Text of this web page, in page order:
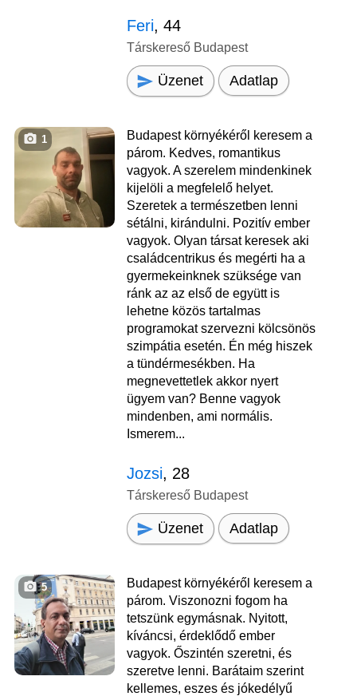
Feri, 44
Társkereső Budapest
Üzenet Adatlap
1
Budapest környékéről keresem a
párom. Kedves, romantikus
vagyok. A szerelem mindenkinek
kijelöli a megfelelő helyet.
Szeretek a természetben lenni
sétálni, kirándulni. Pozitív ember
vagyok. Olyan társat keresek aki
családcentrikus és megérti ha a
gyermekeinknek szüksége van
ránk az az első de együtt is
lehetne közös tartalmas
programokat szervezni kölcsönös
szimpátia esetén. Én még hiszek
a tündérmesékben. Ha
megnevettetlek akkor nyert
ügyem van? Benne vagyok
mindenben, ami normális.
Ismerem...
Jozsi, 28
Társkereső Budapest
Üzenet Adatlap
5
Budapest környékéről keresem a
párom. Viszonozni fogom ha
tetszünk egymásnak. Nyitott,
kíváncsi, érdeklődő ember
vagyok. Őszintén szeretni, és
szeretve lenni. Barátaim szerint
kellemes, eszes és jókedélyű